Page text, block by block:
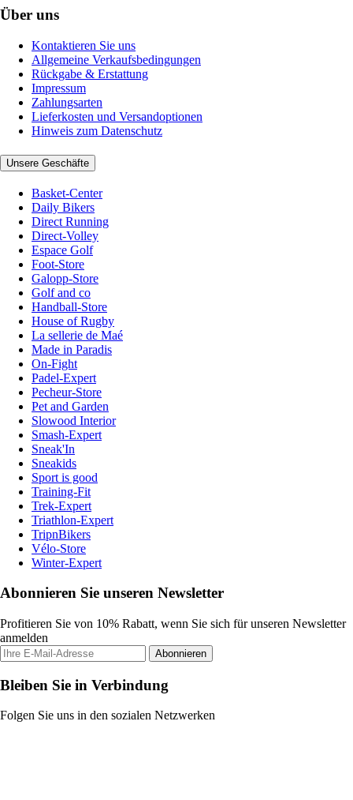
Über uns
Kontaktieren Sie uns
Allgemeine Verkaufsbedingungen
Rückgabe & Erstattung
Impressum
Zahlungsarten
Lieferkosten und Versandoptionen
Hinweis zum Datenschutz
Unsere Geschäfte
Basket-Center
Daily Bikers
Direct Running
Direct-Volley
Espace Golf
Foot-Store
Galopp-Store
Golf and co
Handball-Store
House of Rugby
La sellerie de Maé
Made in Paradis
On-Fight
Padel-Expert
Pecheur-Store
Pet and Garden
Slowood Interior
Smash-Expert
Sneak'In
Sneakids
Sport is good
Training-Fit
Trek-Expert
Triathlon-Expert
TripnBikers
Vélo-Store
Winter-Expert
Abonnieren Sie unseren Newsletter
Profitieren Sie von 10% Rabatt, wenn Sie sich für unseren Newsletter
anmelden
Abonnieren
Bleiben Sie in Verbindung
Folgen Sie uns in den sozialen Netzwerken